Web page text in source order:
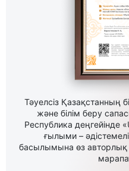
Тәуелсіз Қазақстанның
және білім беру
Республика деңгейінде
ғылыми –
басылымына өз